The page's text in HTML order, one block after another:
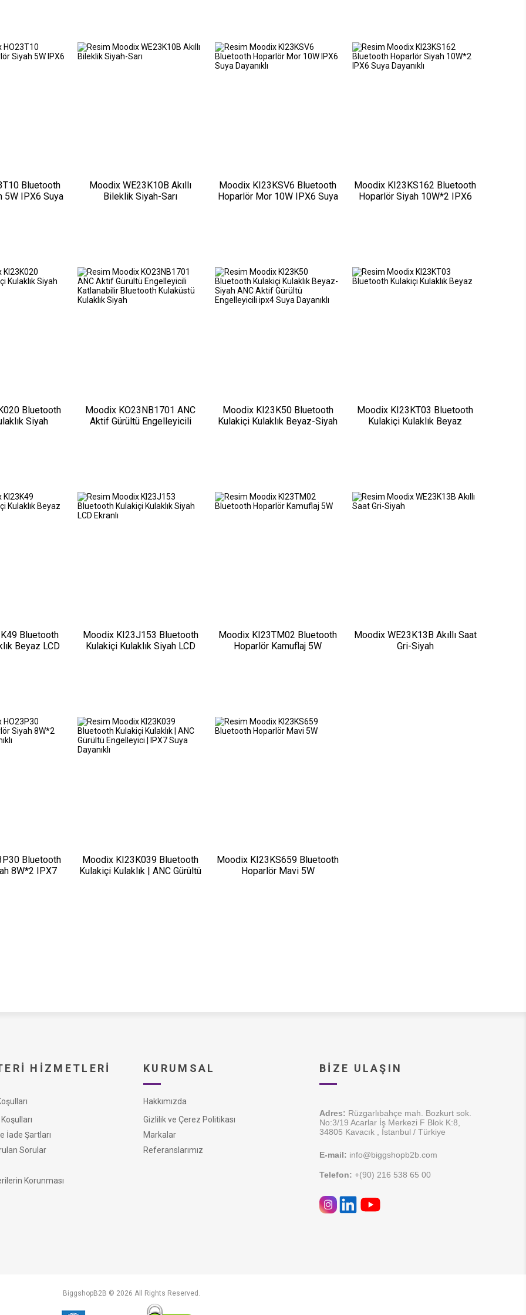
Bluetooth
5W IPX6 Suya
Moodix WE23K10B Akıllı
Bileklik Siyah-Sarı
Moodix KI23KSV6 Bluetooth
Hoparlör Mor 10W IPX6 Suya
Moodix KI23KS162 Bluetooth
Hoparlör Siyah 10W*2 IPX6
Bluetooth
Siyah
Moodix KO23NB1701 ANC
Aktif Gürültü Engelleyicili
Moodix KI23K50 Bluetooth
Kulakiçi Kulaklık Beyaz-Siyah
Moodix KI23KT03 Bluetooth
Kulakiçi Kulaklık Beyaz
Bluetooth
Beyaz LCD
Moodix KI23J153 Bluetooth
Kulakiçi Kulaklık Siyah LCD
Moodix KI23TM02 Bluetooth
Hoparlör Kamuflaj 5W
Moodix WE23K13B Akıllı Saat
Gri-Siyah
Bluetooth
8W*2 IPX7
Moodix KI23K039 Bluetooth
Kulakiçi Kulaklık | ANC Gürültü
Moodix KI23KS659 Bluetooth
Hoparlör Mavi 5W
HIZMETLERI
İade Şartları
Sorular
Korunması
KURUMSAL
Hakkımızda
Gizlilik ve Çerez Politikası
Markalar
Referanslarımız
BIZE ULAŞIN
Adres: Rüzgarlıbahçe mah. Bozkurt sok.
No:3/19 Acarlar İş Merkezi F Blok K:8,
34805 Kavacık , İstanbul / Türkiye
E-mail: info@biggshopb2b.com
Telefon: +(90) 216 538 65 00
BiggshopB2B © 2026 All Rights Reserved.